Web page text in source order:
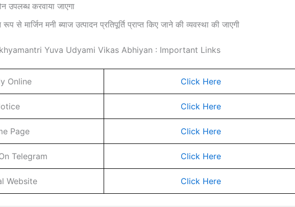
उपलब्ध करवाया जाएगा
से मार्जिन मनी ब्याज उत्पादन प्रतिपूर्ति प्राप्त किए जाने की व्यवस्था की जाएगी
Yuva Udyami Vikas Abhiyan : Important Links
Online Click Here
Click Here
Page Click Here
Telegram Click Here
Website Click Here